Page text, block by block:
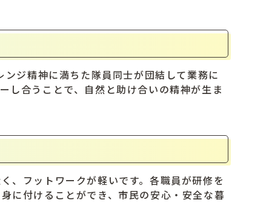
ジ精神に満ちた隊員同士が団結して業務に
し合うことで、自然と助け合いの精神が生ま
、フットワークが軽いです。各職員が研修を
に付けることができ、市民の安心・安全な暮